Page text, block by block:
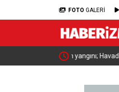
FOTO GALERİ
Bakan Yumaklı: